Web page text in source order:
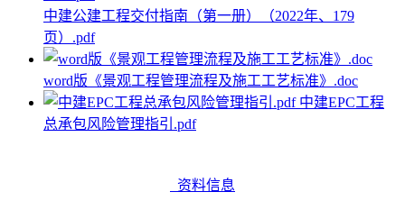
中建公建工程交付指南（第一册）（2022年、179
页）.pdf
word版《景观工程管理流程及施工工艺标准》.doc
中建EPC工程
总承包风险管理指引.pdf
资料信息